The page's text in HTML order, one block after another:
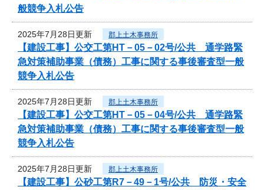
般競争入札公告
2025年7月28日更新 郡上土木事務所
【建設工事】公交工第HT－05－02号/公共 通学路緊
急対策補助事業（債務）工事に関する事後審査型一般
競争入札公告
2025年7月28日更新 郡上土木事務所
【建設工事】公交工第HT－05－04号/公共 通学路緊
急対策補助事業（債務）工事に関する事後審査型一般
競争入札公告
2025年7月28日更新 郡上土木事務所
【建設工事】公砂工第R7－49－1号/公共 防災・安全